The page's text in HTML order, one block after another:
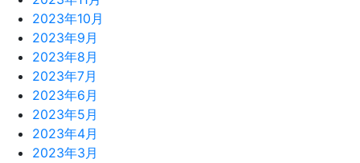
2023年10月
2023年9月
2023年8月
2023年7月
2023年6月
2023年5月
2023年4月
2023年3月